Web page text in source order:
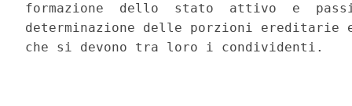
formazione  dello  stato  attivo  e
determinazione delle porzioni
che si devono tra loro i condividenti.